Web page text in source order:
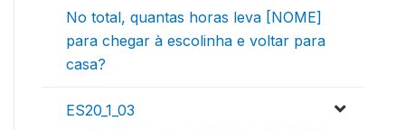
No total, quantas horas leva [NOME]
para chegar à escolinha e voltar para
casa?
ES20_1_03